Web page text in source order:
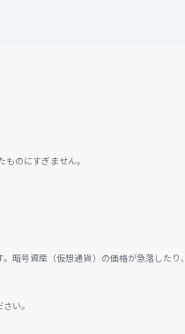
のにすぎません。
暗号資産（仮想通貨）の価格が急落した
い。